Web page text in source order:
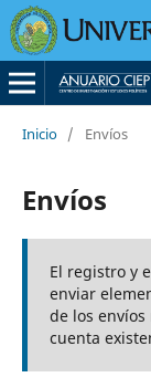
Inicio / Envíos
Envíos
El registro y
enviar
de los envíos
cuenta